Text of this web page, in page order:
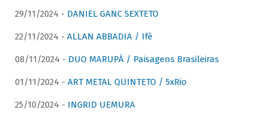
29/11/2024 - DANIEL GANC SEXTETO
22/11/2024 - ALLAN ABBADIA / Ifè
08/11/2024 - DUO MARUPÁ / Paisagens Brasileiras
01/11/2024 - ART METAL QUINTETO / 5xRio
25/10/2024 - INGRID UEMURA